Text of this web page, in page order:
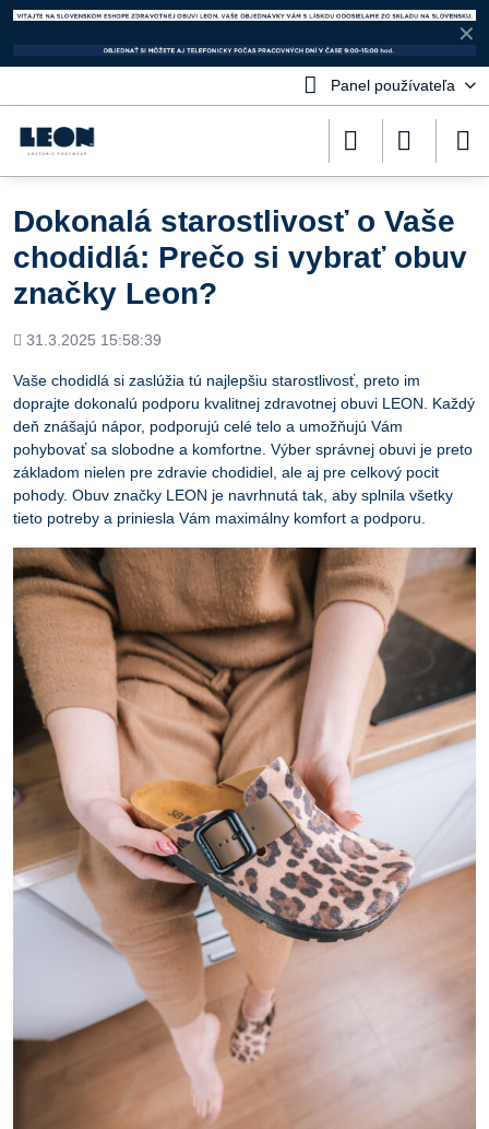
✕
Panel používateľa
Dokonalá starostlivosť o Vaše
chodidlá: Prečo si vybrať obuv
značky Leon?
Pridané
31.3.2025 15:58:39
Vaše chodidlá si zaslúžia tú najlepšiu starostlivosť, preto im
doprajte dokonalú podporu kvalitnej zdravotnej obuvi LEON. Každý
deň znášajú nápor, podporujú celé telo a umožňujú Vám
pohybovať sa slobodne a komfortne. Výber správnej obuvi je preto
základom nielen pre zdravie chodidiel, ale aj pre celkový pocit
pohody. Obuv značky LEON je navrhnutá tak, aby splnila všetky
tieto potreby a priniesla Vám maximálny komfort a podporu.